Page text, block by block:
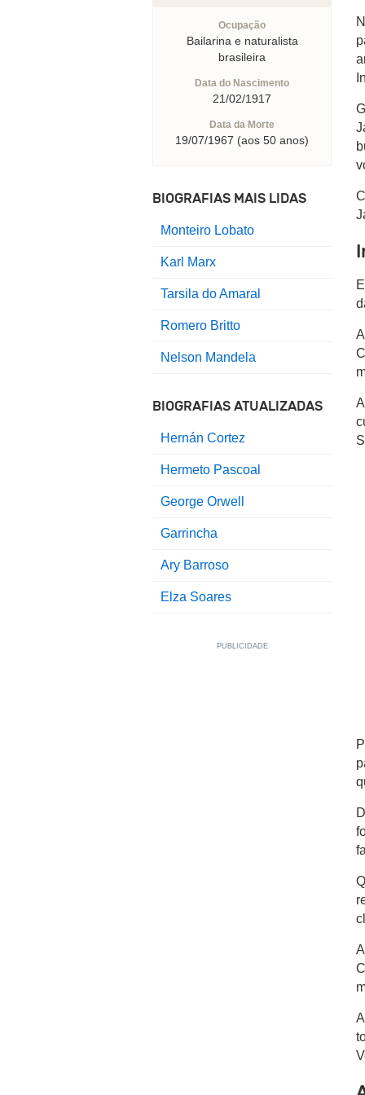
Ocupação
Bailarina e naturalista
brasileira
Data do Nascimento
21/02/1917
Data da Morte
19/07/1967 (aos 50 anos)
BIOGRAFIAS MAIS LIDAS
Monteiro Lobato
Karl Marx
Tarsila do Amaral
Romero Britto
Nelson Mandela
BIOGRAFIAS ATUALIZADAS
Hernán Cortez
Hermeto Pascoal
George Orwell
Garrincha
Ary Barroso
Elza Soares